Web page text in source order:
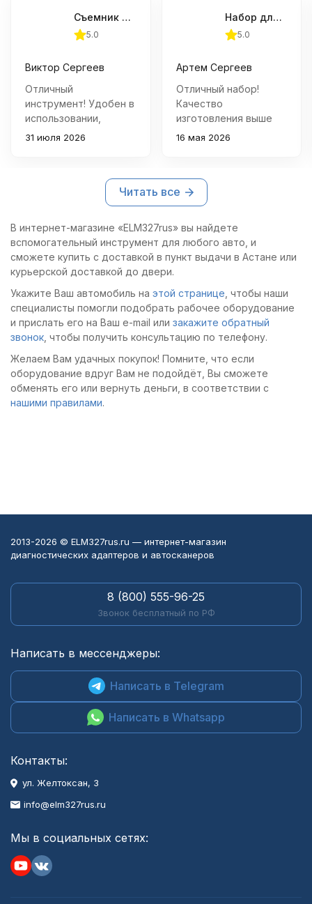
Съемник форсунок новых дизельных двигателей Jonnesway
5.0
Виктор Сергеев
Отличный
инструмент! Удобен в
использовании,
справляется со своей
Благодаря съемнику
лишних хлопот с
блока цилиндров.
31 июля 2026
Набор для демонтажа поврежденных свечей накаливания JTC-4517
5.0
Артем Сергеев
Отличный набор!
Качество
изготовления выше
всяких похвал - всё
Благодаря этому
инструменту удалось
быстро извлечь
накаливания без
повреждений головки
блока цилиндров.
16 мая 2026
Читать все
В интернет-магазине «ELM327rus» вы найдете
вспомогательный инструмент для любого авто, и
сможете купить с доставкой в пункт выдачи в Астане или
курьерской доставкой до двери.
Укажите Ваш автомобиль на этой странице , чтобы наши
специалисты помогли подобрать рабочее оборудование
и прислать его на Ваш e-mail или закажите обратный
звонок , чтобы получить консультацию по телефону.
Желаем Вам удачных покупок! Помните, что если
оборудование вдруг Вам не подойдёт, Вы сможете
обменять его или вернуть деньги, в соответствии с
нашими правилами.
2013-2026 © ELM327rus.ru — интернет-магазин
диагностических адаптеров и автосканеров
8 (800) 555-96-25
Звонок бесплатный по РФ
Написать в мессенджеры:
Написать в Telegram
Написать в Whatsapp
Контакты:
ул. Желтоксан, 3
info@elm327rus.ru
Мы в социальных сетях: